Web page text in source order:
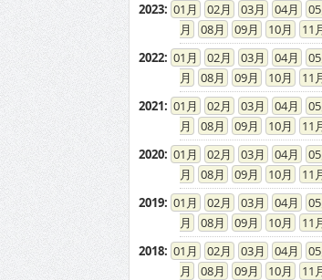
2023: 01 02 03 04 05
08
09 10 11
2022: 01 02 03 04 05
08
09 10 11
2021: 01 02 03 04 05
08
09 10 11
2020: 01 02 03 04 05
08
09 10 11
2019: 01 02 03 04 05
08
09 10 11
2018: 01 02 03 04 05
08
09 10 11